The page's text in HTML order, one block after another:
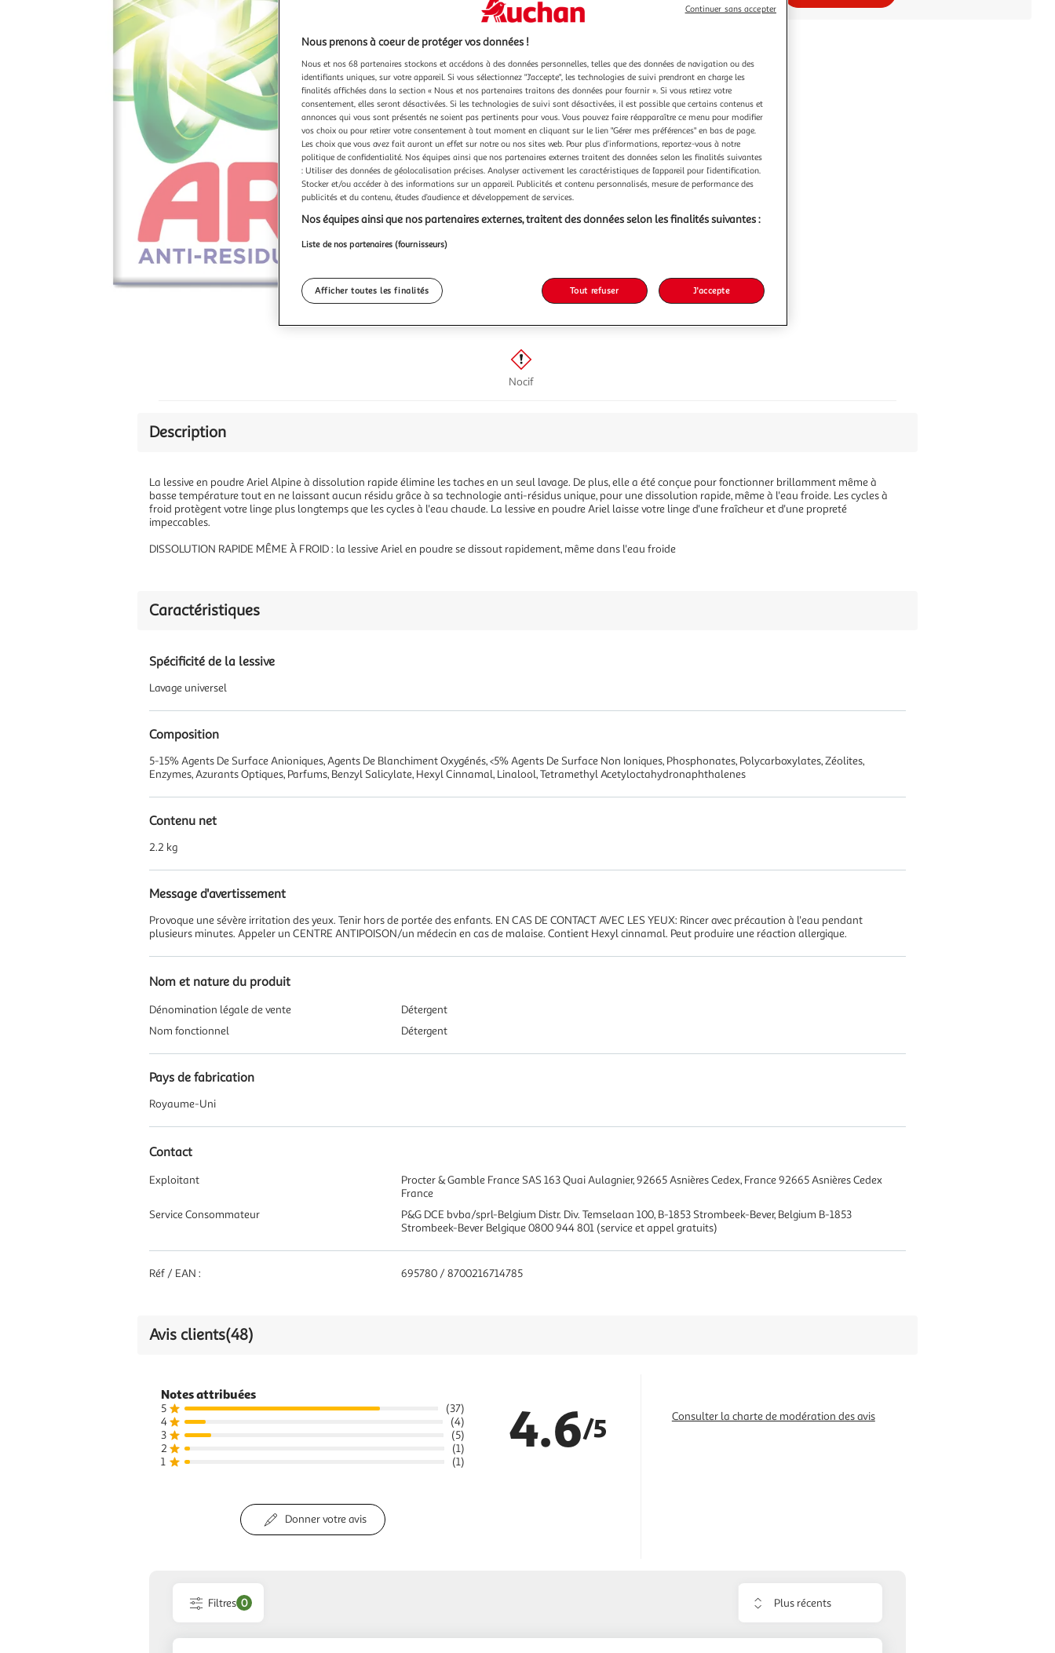
Nocif
Description
La lessive en poudre Ariel Alpine à dissolution rapide élimine les taches en un seul lavage. De plus, elle a été conçue pour fonctionner brillamment même à
basse température tout en ne laissant aucun résidu grâce à sa technologie anti-résidus unique, pour une dissolution rapide, même à l'eau froide. Les cycles à
froid protègent votre linge plus longtemps que les cycles à l'eau chaude. La lessive en poudre Ariel laisse votre linge d'une fraîcheur et d'une propreté
impeccables.
DISSOLUTION RAPIDE MÊME À FROID : la lessive Ariel en poudre se dissout rapidement, même dans l'eau froide
Caractéristiques
Spécificité de la lessive
Lavage universel
Composition
5-15% Agents De Surface Anioniques, Agents De Blanchiment Oxygénés, <5% Agents De Surface Non Ioniques, Phosphonates, Polycarboxylates, Zéolites,
Enzymes, Azurants Optiques, Parfums, Benzyl Salicylate, Hexyl Cinnamal, Linalool, Tetramethyl Acetyloctahydronaphthalenes
Contenu net
2.2 kg
Message d'avertissement
Provoque une sévère irritation des yeux. Tenir hors de portée des enfants. EN CAS DE CONTACT AVEC LES YEUX: Rincer avec précaution à l'eau pendant
plusieurs minutes. Appeler un CENTRE ANTIPOISON/un médecin en cas de malaise. Contient Hexyl cinnamal. Peut produire une réaction allergique.
Nom et nature du produit
Dénomination légale de vente
Détergent
Nom fonctionnel
Détergent
Pays de fabrication
Royaume-Uni
Contact
Exploitant
Procter & Gamble France SAS 163 Quai Aulagnier, 92665 Asnières Cedex, France 92665 Asnières Cedex
France
Service Consommateur
P&G DCE bvba/sprl-Belgium Distr. Div. Temselaan 100, B-1853 Strombeek-Bever, Belgium B-1853
Strombeek-Bever Belgique 0800 944 801 (service et appel gratuits)
Réf / EAN : 695780 / 8700216714785
Avis clients(48)
Notes attribuées
5
(37)
4
(4)
3
(5)
2
(1)
1
(1)
4.6/5
Donner votre avis
Consulter la charte de modération des avis
Filtres 0
Trier
avis
Nous prenons à coeur de protéger vos données !
Nous et nos 68 partenaires stockons et accédons à des données personnelles, telles que des données de navigation ou des
identifiants uniques, sur votre appareil. Si vous sélectionnez "J'accepte", les technologies de suivi prendront en charge les
finalités affichées dans la section « Nous et nos partenaires traitons des données pour fournir ». Si vous retirez votre
consentement, elles seront désactivées. Si les technologies de suivi sont désactivées, il est possible que certains contenus et
annonces qui vous sont présentés ne soient pas pertinents pour vous. Vous pouvez faire réapparaître ce menu pour modifier
vos choix ou pour retirer votre consentement à tout moment en cliquant sur le lien "Gérer mes préférences" en bas de page.
Les choix que vous avez fait auront un effet sur notre ou nos sites web. Pour plus d’informations, reportez-vous à notre
politique de confidentialité. Nos équipes ainsi que nos partenaires externes traitent des données selon les finalités suivantes
: Utiliser des données de géolocalisation précises. Analyser activement les caractéristiques de l’appareil pour l’identification.
Stocker et/ou accéder à des informations sur un appareil. Publicités et contenu personnalisés, mesure de performance des
publicités et du contenu, études d’audience et développement de services.
Nos équipes ainsi que nos partenaires externes, traitent des données selon les finalités suivantes :
Liste de nos partenaires (fournisseurs)
Afficher toutes les finalités Tout refuser J'accepte
Continuer sans accepter